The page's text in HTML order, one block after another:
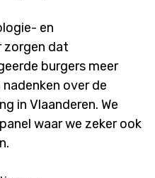
- en
zorgen dat
burgers meer
nadenken over de
in Vlaanderen. We
waar we zeker ook